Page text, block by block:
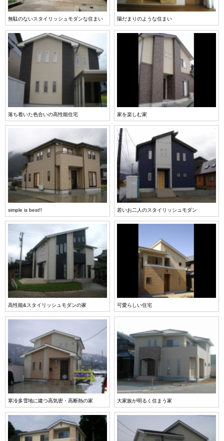
無駄のないスタイリッシュモダンな住まい 陽だまりのような住まい
落ち着いた色合いの高性能住宅 家を楽しむ家
simple is best!! 若いお二人のスタイリッシュモダン
高性能&スタイリッシュモダンの家 可愛らしい住宅
寒冷多雪地に建つ高気密・高断熱の家 大家族が明るく住まう家